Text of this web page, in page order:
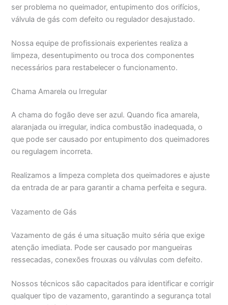
ser problema no queimador, entupimento dos orifícios,
válvula de gás com defeito ou regulador desajustado.
Nossa equipe de profissionais experientes realiza a
limpeza, desentupimento ou troca dos componentes
necessários para restabelecer o funcionamento.
Chama Amarela ou Irregular
A chama do fogão deve ser azul. Quando fica amarela,
alaranjada ou irregular, indica combustão inadequada, o
que pode ser causado por entupimento dos queimadores
ou regulagem incorreta.
Realizamos a limpeza completa dos queimadores e ajuste
da entrada de ar para garantir a chama perfeita e segura.
Vazamento de Gás
Vazamento de gás é uma situação muito séria que exige
atenção imediata. Pode ser causado por mangueiras
ressecadas, conexões frouxas ou válvulas com defeito.
Nossos técnicos são capacitados para identificar e corrigir
qualquer tipo de vazamento, garantindo a segurança total